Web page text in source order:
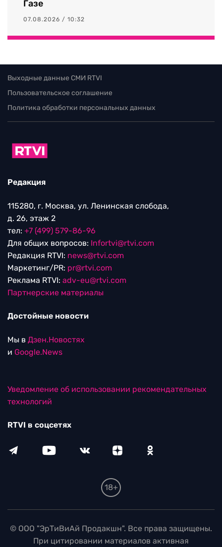
Газе
07.08.2026 / 10:32
Выходные данные СМИ RTVI
Пользовательское соглашение
Политика обработки персональных данных
Редакция
115280, г. Москва, ул. Ленинская слобода,
д. 26, этаж 2
тел: +7 (499) 579-86-96
Для общих вопросов: Infortvi@rtvi.com
Редакция RTVI: news@rtvi.com
Маркетинг/PR: pr@rtvi.com
Реклама RTVI: adv-eu@rtvi.com
Партнерские материалы
Достойные новости
Мы в Дзен.Новостях
и Google.News
Уведомление об использовании рекомендательных
технологий
RTVI в соцсетях
18+
© ООО "ЭрТиВиАй Продакшн". Все права защищены.
При цитировании материалов активная